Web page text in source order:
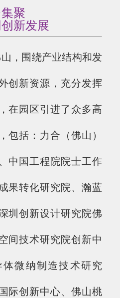
聚
新发展
，围绕产业结构和发
创新资源，充分发挥
在园区引进了众多高
包括：力合（佛山）
中国工程院院士工作
果转化研究院、瀚蓝
圳创新设计研究院佛
间技术研究院创新中
微纳制造技术研究
际创新中心、佛山桃